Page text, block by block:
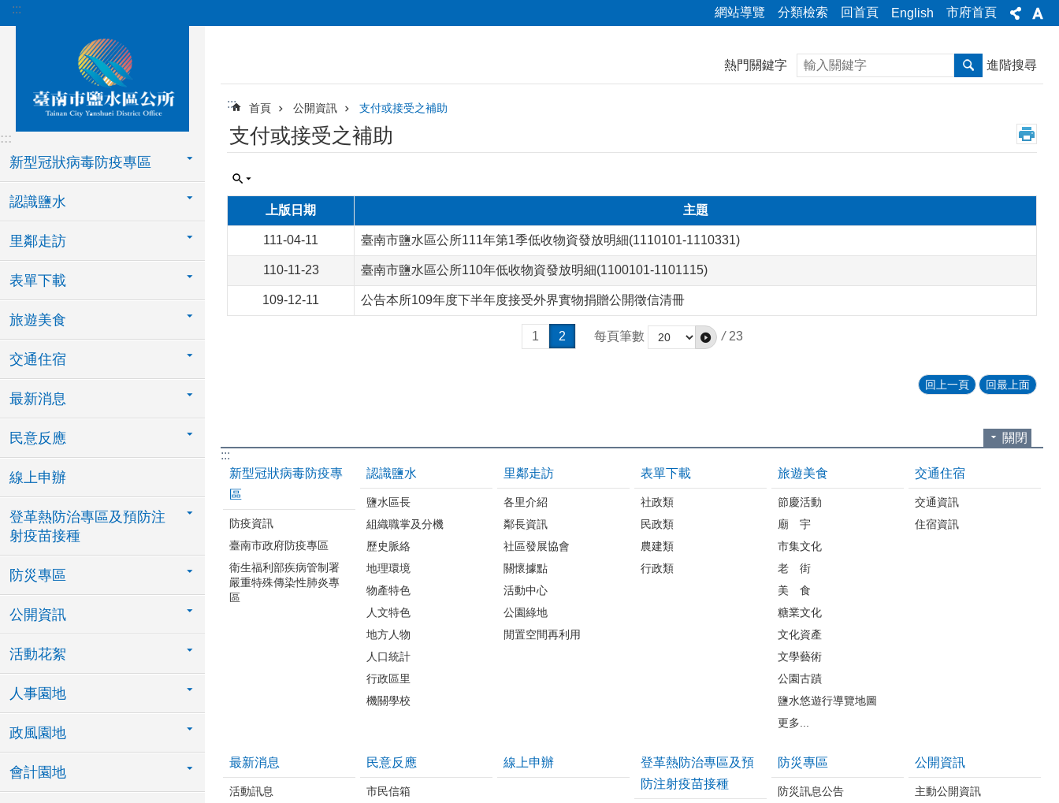
跳到主要內容區塊
::: 網站導覽 分類檢索 回首頁 English 市府首頁
:::
新型冠狀病毒防疫專區
認識鹽水
里鄰走訪
表單下載
旅遊美食
交通住宿
最新消息
民意反應
線上申辦
登革熱防治專區及預防注
射疫苗接種
防災專區
公開資訊
活動花絮
人事園地
政風園地
會計園地
熱門關鍵字 搜尋 進階搜尋
::: 首頁 公開資訊 支付或接受之補助
支付或接受之補助
上版日期 主題
111-04-11 臺南市鹽水區公所111年第1季低收物資發放明細(1110101-1110331)
110-11-23 臺南市鹽水區公所110年低收物資發放明細(1100101-1101115)
109-12-11 公告本所109年度下半年度接受外界實物捐贈公開徵信清冊
1 2 每頁筆數 / 23
回上一頁 回最上面
關閉
:::
新型冠狀病毒防疫專
區
防疫資訊
臺南市政府防疫專區
衛生福利部疾病管制署
嚴重特殊傳染性肺炎專
區
認識鹽水
鹽水區長
組織職掌及分機
歷史脈絡
地理環境
物產特色
人文特色
地方人物
人口統計
行政區里
機關學校
里鄰走訪
各里介紹
鄰長資訊
社區發展協會
關懷據點
活動中心
公園綠地
閒置空間再利用
表單下載
社政類
民政類
農建類
行政類
旅遊美食
節慶活動
廟 宇
市集文化
老 街
美 食
糖業文化
文化資產
文學藝術
公園古蹟
鹽水悠遊行導覽地圖
更多...
交通住宿
交通資訊
住宿資訊
最新消息
活動訊息
民意反應
市民信箱
線上申辦
登革熱防治專區及預
防注射疫苗接種
防災專區
防災訊息公告
公開資訊
主動公開資訊